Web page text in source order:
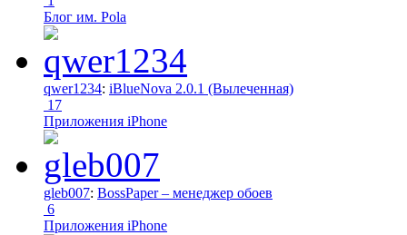
Блог им. Pola
qwer1234: iBlueNova 2.0.1 (Вылеченная)
17
Приложения iPhone
gleb007: BossPaper – менеджер обоев
6
Приложения iPhone